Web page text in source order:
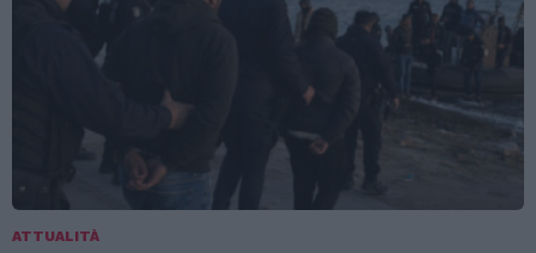
ATTUALITÀ